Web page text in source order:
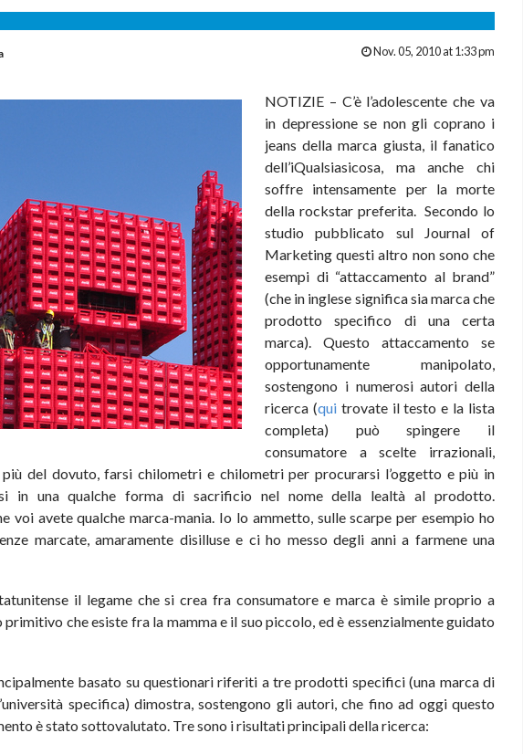
Nov. 05, 2010 at 1:33 pm
NOTIZIE – C’è l’adolescente che va
in depressione se non gli coprano i
jeans della marca giusta, il fanatico
dell’iQualsiasicosa, ma anche chi
soffre intensamente per la morte
della rockstar preferita. Secondo lo
studio pubblicato sul Journal of
Marketing questi altro non sono che
esempi di “attaccamento al brand”
(che in inglese significa sia marca che
prodotto specifico di una certa
marca). Questo attaccamento se
opportunamente manipolato,
sostengono i numerosi autori della
ricerca (quitrovate il testo e la lista
completa) può spingere il
consumatore a scelte irrazionali,
del dovuto, farsi chilometri e chilometri per procurarsi l’oggetto e più in
in una qualche forma di sacrificio nel nome della lealtà al prodotto.
voi avete qualche marca-mania. Io lo ammetto, sulle scarpe per esempio ho
marcate, amaramente disilluse e ci ho messo degli anni a farmene una
il legame che si crea fra consumatore e marca è simile proprio a
primitivo che esiste fra la mamma e il suo piccolo, ed è essenzialmente guidato
basato su questionari riferiti a tre prodotti specifici (una marca di
specifica) dimostra, sostengono gli autori, che fino ad oggi questo
è stato sottovalutato. Tre sono i risultati principali della ricerca: